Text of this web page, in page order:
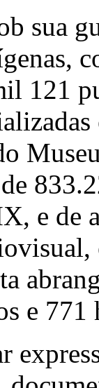
sua
121
e de
e 771